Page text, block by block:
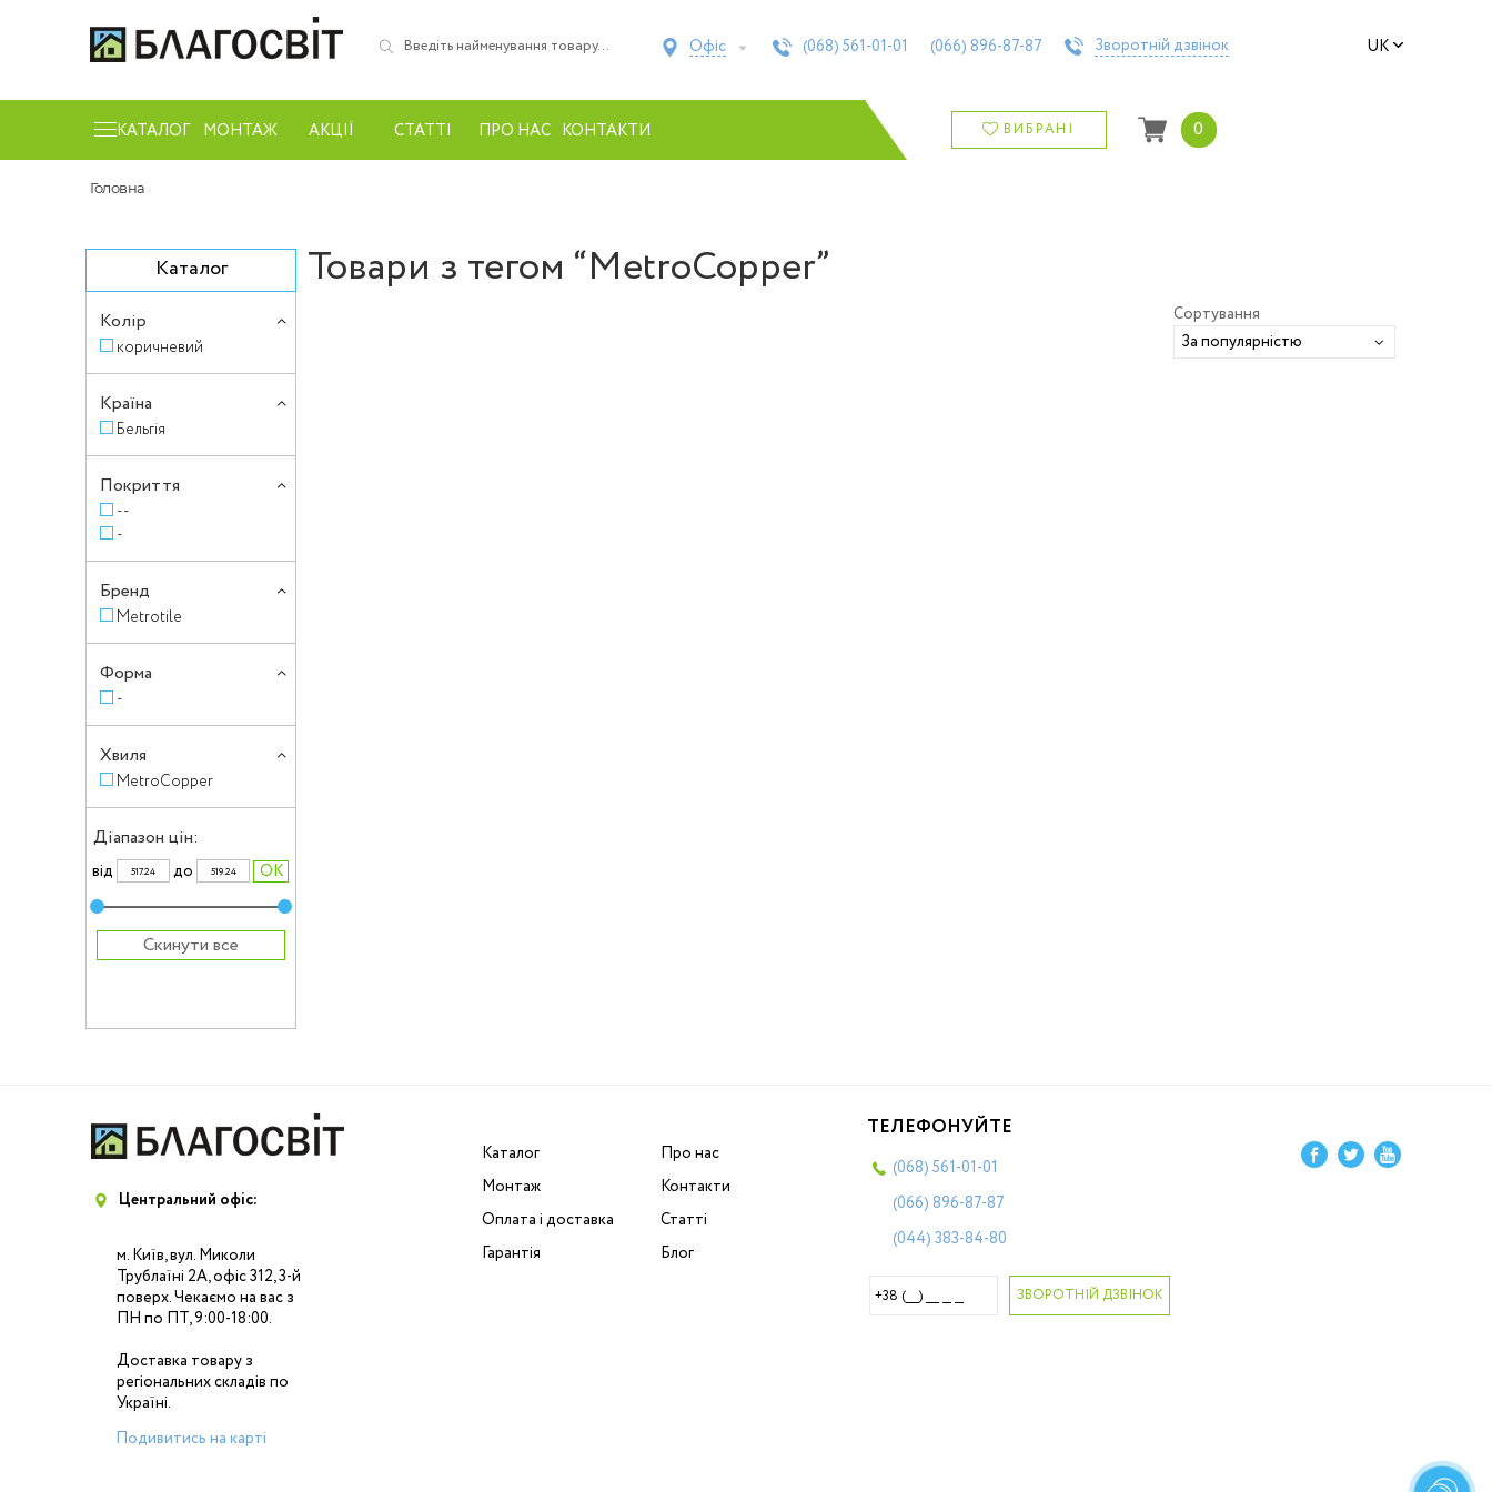
Офіс (068) 561-01-01 (066) 896-87-87 Зворотній дзвінок UK
КАТАЛОГ МОНТАЖ АКЦІЇ СТАТТІ ПРО НАС КОНТАКТИ ВИБРАНІ 0
Головна
Каталог
Колір
коричневий
Країна
Бельгія
Покриття
--
-
Бренд
Metrotile
Форма
-
Хвиля
MetroCopper
Діапазон цін:
вiд до
Скинути все
Товари з тегом “MetroCopper”
Сортування
Центральний офіс:
м. Київ, вул. Миколи
Трублаїні 2А, офіс 312, 3-й
поверх. Чекаємо на вас з
ПН по ПТ, 9:00-18:00.
Доставка товару з
регіональних складів по
Україні.
Подивитись на карті
Каталог
Монтаж
Оплата і доставка
Гарантія
Про нас
Контакти
Статті
Блог
ТЕЛЕФОНУЙТЕ
(068) 561-01-01
(066) 896-87-87
(044) 383-84-80